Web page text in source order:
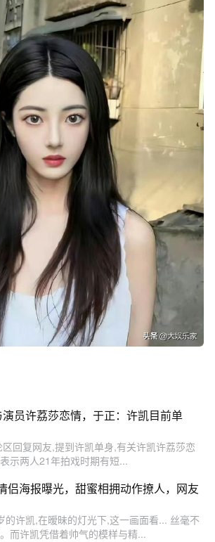
员许荔莎恋情，于正：许凯目前单
回复网友,提到许凯单身,有关许凯许荔莎恋
示两人21年拍戏时期有短...
侣海报曝光，甜蜜相拥动作撩人，网友
的许凯,在暧昧的灯光下,这一画面看... 丝毫不
而许凯凭借着帅气的模样与精...